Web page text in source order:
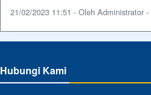
21/02/2023 11:51 - Oleh Administrator
Hubungi Kami